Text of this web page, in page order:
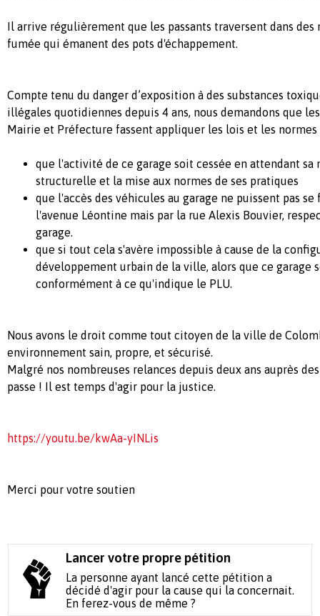
Il arrive régulièrement que les passants traversent dans
fumée qui émanent des pots d'échappement.
Compte tenu du danger d’exposition à des substances
illégales quotidiennes depuis 4 ans, nous demandons que
Mairie et Préfecture fassent appliquer les lois et les normes
que l'activité de ce garage soit cessée en attendant sa
structurelle et la mise aux normes de ses pratiques
que l'accès des véhicules au garage ne puissent pas
l'avenue Léontine mais par la rue Alexis Bouvier,
garage.
que si tout cela s'avère impossible à cause de la
développement urbain de la ville, alors que ce garage
conformément à ce qu'indique le PLU.
Nous avons le droit comme tout citoyen de la ville de
environnement sain, propre, et sécurisé.
Malgré nos nombreuses relances depuis deux ans auprès
passe ! Il est temps d'agir pour la justice.
https://youtu.be/kwAa-yINLis
Merci pour votre soutien
Lancer votre propre pétition
La personne ayant lancé cette pétition a
décidé d'agir pour la cause qui la concernait.
En ferez-vous de même ?